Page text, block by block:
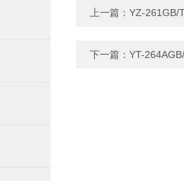
上一篇： YZ-261GB/
下一篇： YT-